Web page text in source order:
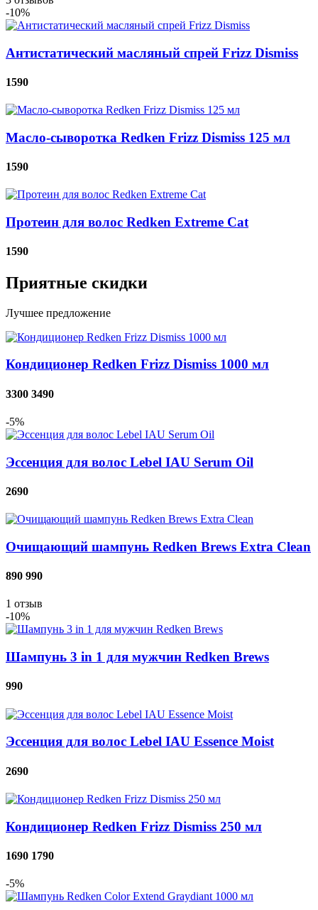
-10%
Антистатический масляный спрей Frizz Dismiss
1590
Масло-сыворотка Redken Frizz Dismiss 125 мл
1590
Протеин для волос Redken Extreme Cat
1590
Приятные скидки
Лучшее предложение
Кондиционер Redken Frizz Dismiss 1000 мл
3300 3490
-5%
Эссенция для волос Lebel IAU Serum Oil
2690
Очищающий шампунь Redken Brews Extra Clean
890 990
1 отзыв
-10%
Шампунь 3 in 1 для мужчин Redken Brews
990
Эссенция для волос Lebel IAU Essence Moist
2690
Кондиционер Redken Frizz Dismiss 250 мл
1690 1790
-5%